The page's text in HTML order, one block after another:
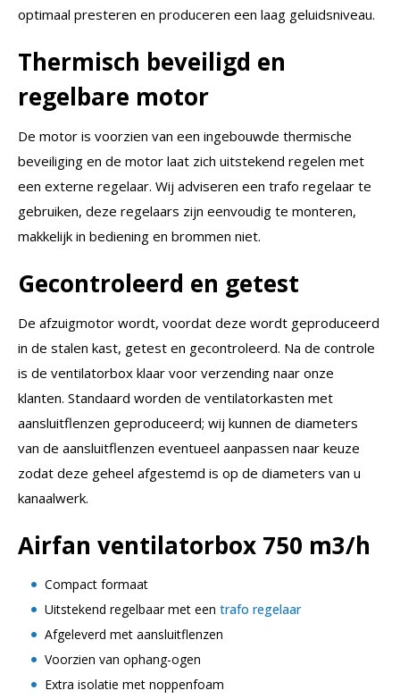
optimaal presteren en produceren een laag geluidsniveau.
Thermisch beveiligd en
regelbare motor
De motor is voorzien van een ingebouwde thermische
beveiliging en de motor laat zich uitstekend regelen met
een externe regelaar. Wij adviseren een trafo regelaar te
gebruiken, deze regelaars zijn eenvoudig te monteren,
makkelijk in bediening en brommen niet.
Gecontroleerd en getest
De afzuigmotor wordt, voordat deze wordt geproduceerd
in de stalen kast, getest en gecontroleerd. Na de controle
is de ventilatorbox klaar voor verzending naar onze
klanten. Standaard worden de ventilatorkasten met
aansluitflenzen geproduceerd; wij kunnen de diameters
van de aansluitflenzen eventueel aanpassen naar keuze
zodat deze geheel afgestemd is op de diameters van u
kanaalwerk.
Airfan ventilatorbox 750 m3/h
Compact formaat
Uitstekend regelbaar met een trafo regelaar
Afgeleverd met aansluitflenzen
Voorzien van ophang-ogen
Extra isolatie met noppenfoam